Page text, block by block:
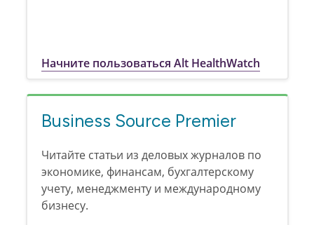
Начните пользоваться Alt HealthWatch
Business Source Premier
Читайте статьи из деловых журналов по
экономике, финансам, бухгалтерскому
учету, менеджменту и международному
бизнесу.